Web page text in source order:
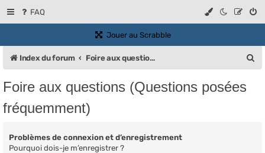
FAQ
Jouer au Scrabble(Ouvre un nouvel onglet)
Index du forum Foire aux questions (Questions posées fréquemment)
Foire aux questions (Questions posées
fréquemment)
Problèmes de connexion et d’enregistrement
Pourquoi dois-je m’enregistrer ?